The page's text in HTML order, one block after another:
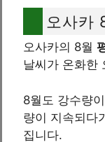
오사카
오사카의 8월
날씨가 온화한
8월도 강수량
량이 지속되다
집니다.